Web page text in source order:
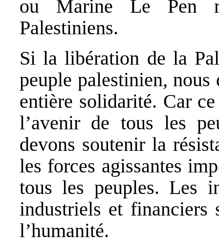
ou Marine Le Pen
Palestiniens.
Si la libération de la
peuple palestinien,
entière solidarité. Car
l’avenir de tous les
devons soutenir la
les forces agissantes
tous les peuples. Les
industriels et financiers
l’humanité.